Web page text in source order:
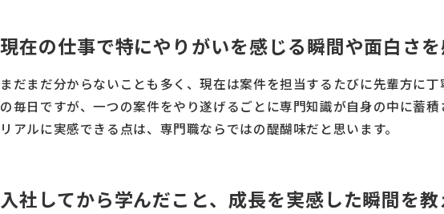
現在の仕事で特にやりがいを感じる瞬間や面白さ
まだまだ分からないことも多く、現在は案件を担当するたびに先輩方に
の毎日ですが、一つの案件をやり遂げるごとに専門知識が自身の中に蓄
リアルに実感できる点は、専門職ならではの醍醐味だと思います。
入社してから学んだこと、成長を実感した瞬間を教